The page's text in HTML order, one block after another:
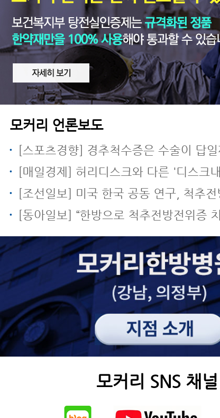
모커리 언론보도
[스포츠경향] 경추척수증은 수술이 답
[매일경제] 허리디스크와 다른 '디스크내장증' 무리한 운동
[조선일보] 미국 한국 공동 연구, 척추전방전위증에 한방 근육
[동아일보] “한방으로 척추전방전위증 치료… 신경 주사
모커리 SNS 채널